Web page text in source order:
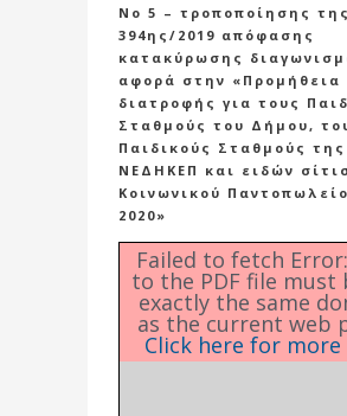
Νο 5 – τροποποίησης της
394ης/2019 απόφασης
κατακύρωσης
αφορά στην «Προμήθεια
διατροφής για τους
Σταθμούς του Δήμου,
Παιδικούς Σταθμούς της
ΝΕΔΗΚΕΠ και ειδών
Κοινωνικού
2020»
Failed to fetch
to the PDF file must
exactly the same
as the current web
Click here for